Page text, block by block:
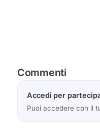
Commenti
Accedi per
Puoi accedere con il